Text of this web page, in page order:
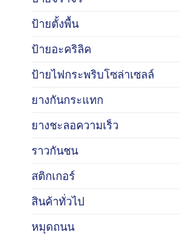
ป้ายตั้งพื้น
ป้ายอะคริลิค
ป้ายไฟกระพริบโซล่าเซลล์
ยางกันกระแทก
ยางชะลอความเร็ว
ราวกันชน
สติกเกอร์
สินค้าทั่วไป
หมุดถนน